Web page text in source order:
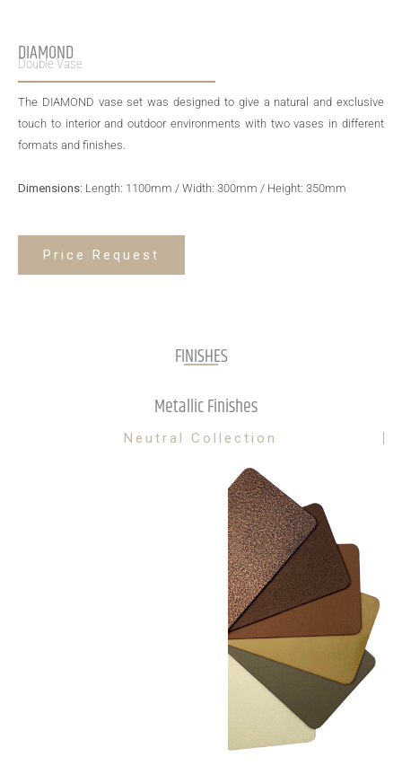
DIAMOND
Double Vase
The DIAMOND vase set was designed to give a natural and exclusive
touch to interior and outdoor environments with two vases in different
formats and finishes.
Dimensions: Length: 1100mm / Width: 300mm / Height: 350mm
Price Request
FINISHES
Metallic Finishes
Neutral Collection